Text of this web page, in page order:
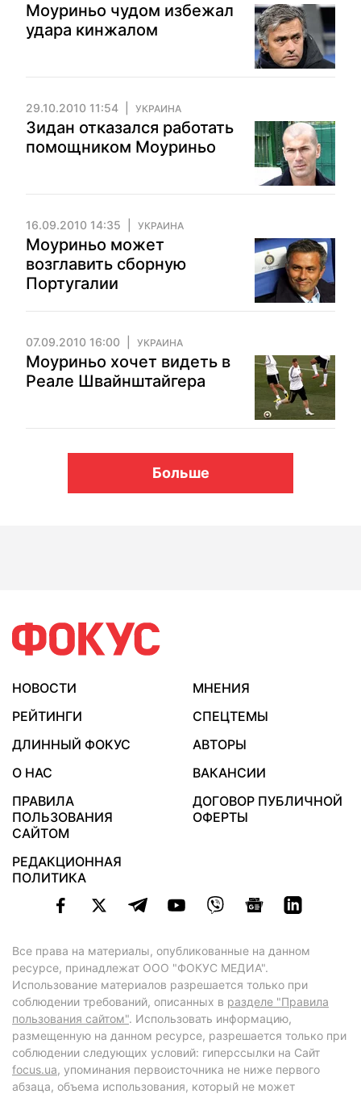
Моуриньо чудом избежал
удара кинжалом
29.10.2010 11:54 УКРАИНА
Зидан отказался работать
помощником Моуриньо
16.09.2010 14:35 УКРАИНА
Моуриньо может
возглавить сборную
Португалии
07.09.2010 16:00 УКРАИНА
Моуриньо хочет видеть в
Реале Швайнштайгера
Больше
НОВОСТИ
МНЕНИЯ
РЕЙТИНГИ
СПЕЦТЕМЫ
ДЛИННЫЙ ФОКУС
АВТОРЫ
О НАС
ВАКАНСИИ
ПРАВИЛА
ПОЛЬЗОВАНИЯ
САЙТОМ
ДОГОВОР ПУБЛИЧНОЙ
ОФЕРТЫ
РЕДАКЦИОННАЯ
ПОЛИТИКА
Все права на материалы, опубликованные на данном
ресурсе, принадлежат ООО "ФОКУС МЕДИА".
Использование материалов разрешается только при
соблюдении требований, описанных в разделе "Правила
пользования сайтом". Использовать информацию,
размещенную на данном ресурсе, разрешается только при
соблюдении следующих условий: гиперссылки на Сайт
focus.ua, упоминания первоисточника не ниже первого
абзаца, объема использования, который не может